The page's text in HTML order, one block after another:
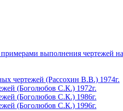
выполнения чертежей
чертежей (Рассохин В.В.) 1974г.
(Боголюбов С.К.) 1972г.
(Боголюбов С.К.) 1986г.
(Боголюбов С.К.) 1996г.